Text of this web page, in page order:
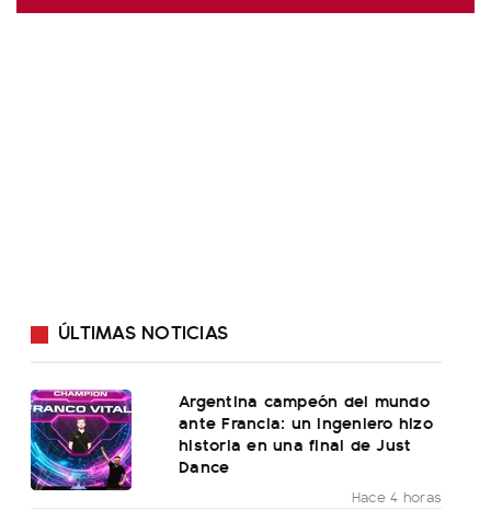
ÚLTIMAS NOTICIAS
Argentina campeón del mundo
ante Francia: un ingeniero hizo
historia en una final de Just
Dance
Hace 4 horas